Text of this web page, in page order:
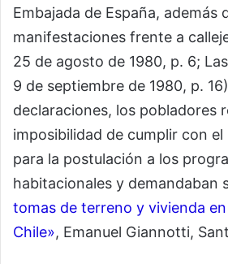
Embajada de España, además
manifestaciones frente a
25 de agosto de 1980, p. 6;
9 de septiembre de 1980, p.
declaraciones, los pobladores
imposibilidad de cumplir con
para la postulación a los
habitacionales y demandaban
tomas de terreno y vivienda
Chile», Emanuel Giannotti,